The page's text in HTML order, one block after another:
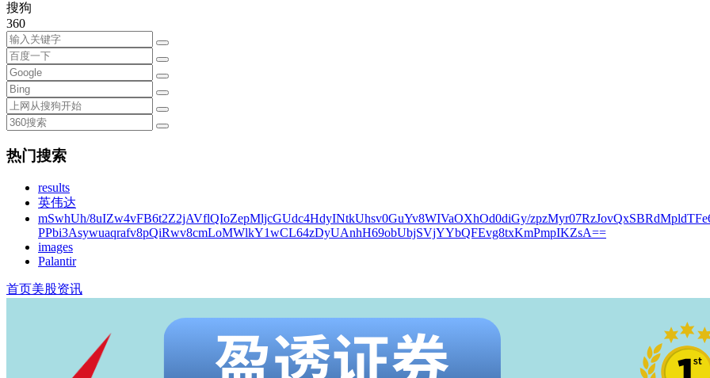
搜狗
360
热门搜索
results
英伟达
mSwhUh/8uIZw4vFB6t2Z2jAVflQIoZepMljcGUdc4HdyINtkUhsv0GuYv8WIVaOXhOd0diGy/
PPbi3Asywuaqrafv8pQiRwv8cmLoMWlkY1wCL64zDyUAnhH69obUbjSVjYYbQFEvg8txKmPmpIKZsA==
images
Palantir
首页美股资讯